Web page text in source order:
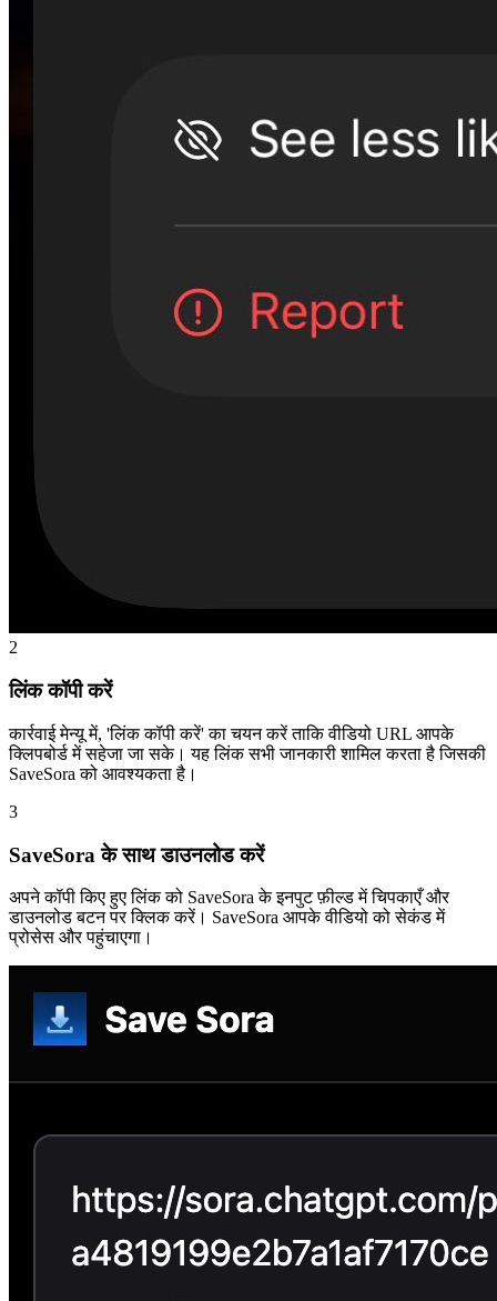
2
लिंक कॉपी करें
कार्रवाई मेन्यू में, 'लिंक कॉपी करें' का चयन करें ताकि वीडियो URL आपके
क्लिपबोर्ड में सहेजा जा सके। यह लिंक सभी जानकारी शामिल करता है जिसकी
SaveSora को आवश्यकता है।
3
SaveSora के साथ डाउनलोड करें
अपने कॉपी किए हुए लिंक को SaveSora के इनपुट फ़ील्ड में चिपकाएँ और
डाउनलोड बटन पर क्लिक करें। SaveSora आपके वीडियो को सेकंड में
प्रोसेस और पहुंचाएगा।